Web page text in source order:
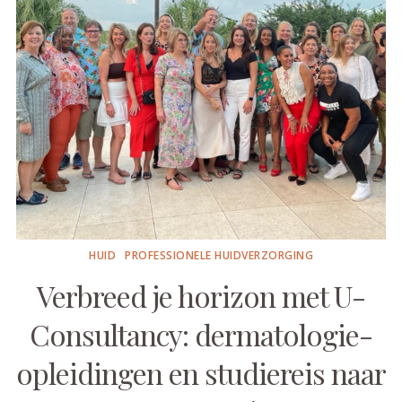
HUID PROFESSIONELE HUIDVERZORGING
Verbreed je horizon met U-
Consultancy: dermatologie-
opleidingen en studiereis naar